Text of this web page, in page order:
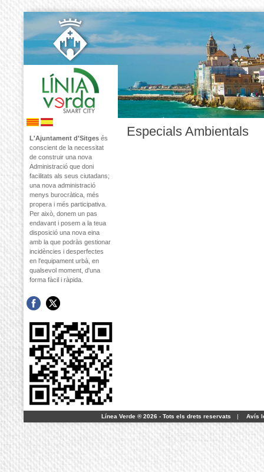
L'Ajuntament d'Sitges és
conscient de la necessitat
de construir una nova
Administració que doni
facilitats als seus ciutadans;
una nova administració
menys burocràtica, més
propera i més participativa.
Per això, donem un pas
endavant i posem a la teua
disposició una nova eina
amb la que podràs gestionar
incidències i desperfectes
en l'equipament urbà, en
qualsevol moment, d'una
forma fàcil i ràpida.
Especials Ambientals
Línea Verde ® 2026 - Tots els drets reservats | Avís